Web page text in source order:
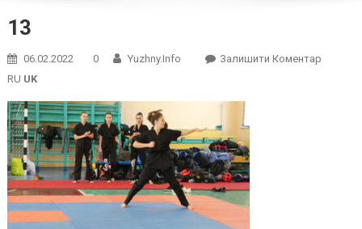
13
06.02.2022 0 Yuzhny.info Залишити КоментарOn
RU UK